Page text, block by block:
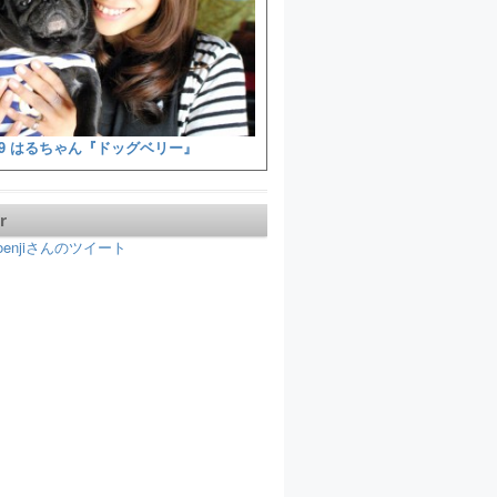
はるちゃん『ドッグベリー』
さんのツイート